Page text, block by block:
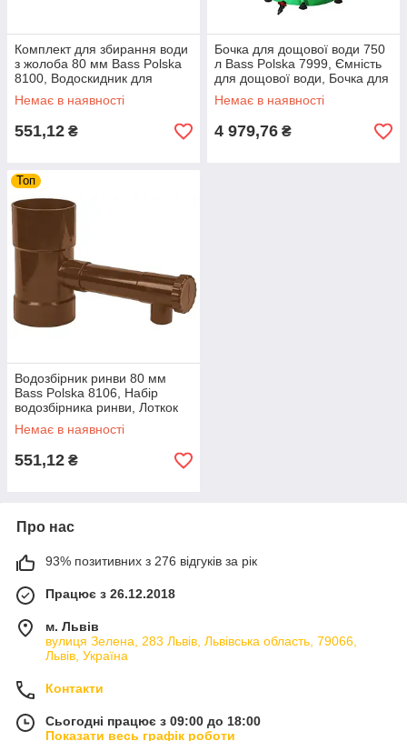
Комплект для збирання води
з жолоба 80 мм Bass Polska
8100, Водоскидник для
дощових бочок, Системи
збирання води
Немає в наявності
551,12 ₴
Бочка для дощової води 750
л Bass Polska 7999, Ємність
для дощової води, Бочка для
збирання води, Дощова
бочка
Немає в наявності
4 979,76 ₴
Топ
Водозбірник ринви 80 мм
Bass Polska 8106, Набір
водозбірника ринви, Лоткок
для відведення дощової води
Немає в наявності
551,12 ₴
Про нас
93% позитивних з 276 відгуків за рік
Працює з 26.12.2018
м. Львів
вулиця Зелена, 283 Львів, Львівська область, 79066,
Львів, Україна
Контакти
Сьогодні працює з 09:00 до 18:00
Показати весь графік роботи